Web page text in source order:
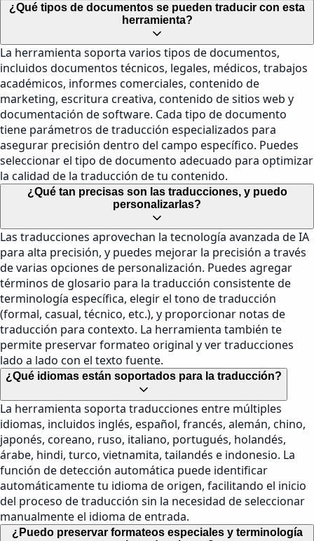
¿Qué tipos de documentos se pueden traducir con esta
herramienta?
La herramienta soporta varios tipos de documentos,
incluidos documentos técnicos, legales, médicos, trabajos
académicos, informes comerciales, contenido de
marketing, escritura creativa, contenido de sitios web y
documentación de software. Cada tipo de documento
tiene parámetros de traducción especializados para
asegurar precisión dentro del campo específico. Puedes
seleccionar el tipo de documento adecuado para optimizar
la calidad de la traducción de tu contenido.
¿Qué tan precisas son las traducciones, y puedo
personalizarlas?
Las traducciones aprovechan la tecnología avanzada de IA
para alta precisión, y puedes mejorar la precisión a través
de varias opciones de personalización. Puedes agregar
términos de glosario para la traducción consistente de
terminología específica, elegir el tono de traducción
(formal, casual, técnico, etc.), y proporcionar notas de
traducción para contexto. La herramienta también te
permite preservar formateo original y ver traducciones
lado a lado con el texto fuente.
¿Qué idiomas están soportados para la traducción?
La herramienta soporta traducciones entre múltiples
idiomas, incluidos inglés, español, francés, alemán, chino,
japonés, coreano, ruso, italiano, portugués, holandés,
árabe, hindi, turco, vietnamita, tailandés e indonesio. La
función de detección automática puede identificar
automáticamente tu idioma de origen, facilitando el inicio
del proceso de traducción sin la necesidad de seleccionar
manualmente el idioma de entrada.
¿Puedo preservar formateos especiales y terminología